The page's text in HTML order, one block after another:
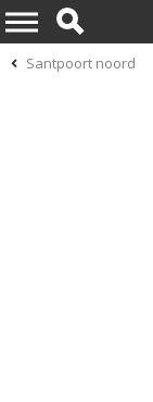
Santpoort noord